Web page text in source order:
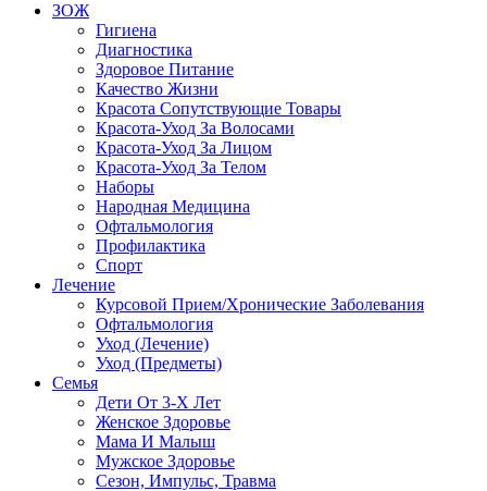
ЗОЖ
Гигиена
Диагностика
Здоровое Питание
Качество Жизни
Красота Сопутствующие Товары
Красота-Уход За Волосами
Красота-Уход За Лицом
Красота-Уход За Телом
Наборы
Народная Медицина
Офтальмология
Профилактика
Спорт
Лечение
Курсовой Прием/Хронические Заболевания
Офтальмология
Уход (Лечение)
Уход (Предметы)
Семья
Дети От 3-Х Лет
Женское Здоровье
Мама И Малыш
Мужское Здоровье
Сезон, Импульс, Травма